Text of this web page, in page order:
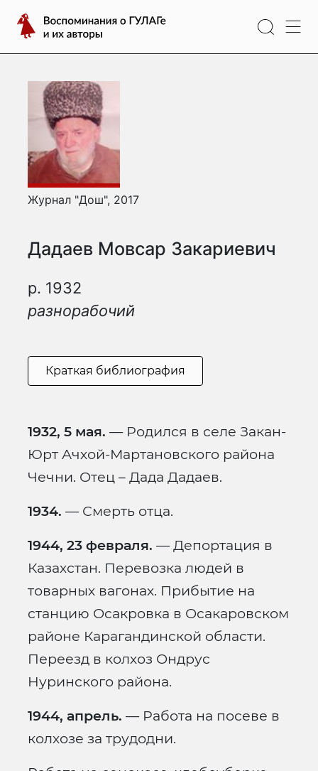
содержимому
Воспоминания
о
ГУЛАГе
авторы
Дадаев Мовсар Закариевич
р. 1932
разнорабочий
Журнал "Дош", 2017
Краткая библиография
1932, 5 мая. — Родился в селе Закан-
Юрт Ачхой-Мартановского района
Чечни. Отец – Дада Дадаев.
1934. — Смерть отца.
1944, 23 февраля. — Депортация в
Казахстан. Перевозка людей в
товарных вагонах. Прибытие на
станцию Осакровка в Осакаровском
районе Карагандинской области.
Переезд в колхоз Ондрус
Нуринского района.
1944, апрель. — Работа на посеве в
колхозе за трудодни.